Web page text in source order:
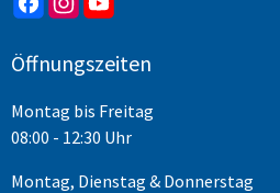
Öffnungszeiten
Montag bis Freitag
08:00 - 12:30 Uhr
Montag, Dienstag & Donnerstag